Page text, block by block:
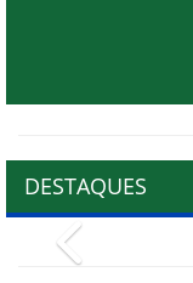
DESTAQUES